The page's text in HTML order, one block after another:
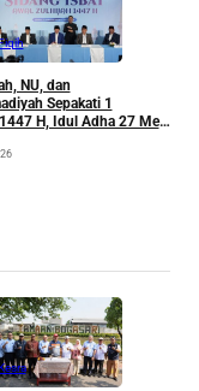
NU, dan
Sepakati 1
H, Idul Adha 27 Mei